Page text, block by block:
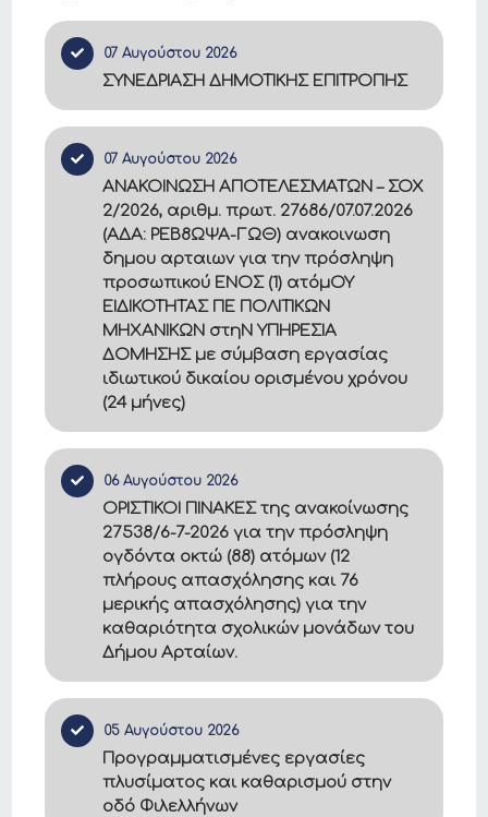
07 Αυγούστου 2026
ΣΥΝΕΔΡΙΑΣΗ ΔΗΜΟΤΙΚΗΣ ΕΠΙΤΡΟΠΗΣ
07 Αυγούστου 2026
ΑΝΑΚΟΙΝΩΣΗ ΑΠΟΤΕΛΕΣΜΑΤΩΝ – ΣΟΧ
2/2026, αριθμ. πρωτ. 27686/07.07.2026
(ΑΔΑ: ΡΕΒ8ΩΨΑ-ΓΩΘ) ανακοινωση
δημου αρταιων για την πρόσληψη
προσωπικού ΕΝΟΣ (1) ατόμΟΥ
ΕΙΔΙΚΟΤΗΤΑΣ ΠΕ ΠΟΛΙΤΙΚΩΝ
ΜΗΧΑΝΙΚΩΝ στηΝ ΥΠΗΡΕΣΙΑ
ΔΟΜΗΣΗΣ με σύμβαση εργασίας
ιδιωτικού δικαίου ορισμένου χρόνου
(24 μήνες)
06 Αυγούστου 2026
ΟΡΙΣΤΙΚΟΙ ΠΙΝΑΚΕΣ της ανακοίνωσης
27538/6-7-2026 για την πρόσληψη
ογδόντα οκτώ (88) ατόμων (12
πλήρους απασχόλησης και 76
μερικής απασχόλησης) για την
καθαριότητα σχολικών μονάδων του
Δήμου Αρταίων.
05 Αυγούστου 2026
Προγραμματισμένες εργασίες
πλυσίματος και καθαρισμού στην
οδό Φιλελλήνων